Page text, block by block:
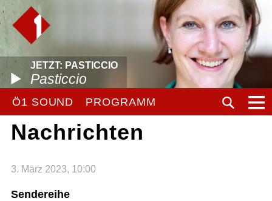
JETZT: PASTICCIO
Pasticcio
Ö1 SOUND PROGRAMM
Nachrichten
3. März 2023, 10:00
Sendereihe